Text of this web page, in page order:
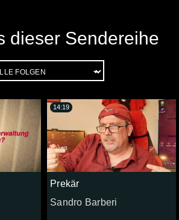
dieser Sendereihe
Prekär
Sandro Barberi
14:19